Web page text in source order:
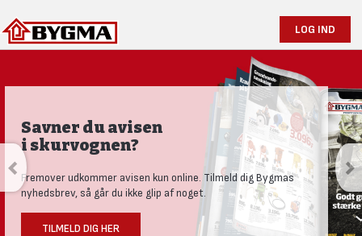
LOG IND
Savner du avisen
i skurvognen?
Fremover udkommer avisen kun online. Tilmeld dig Bygmas
nyhedsbrev, så går du ikke glip af noget.
TILMELD DIG HER